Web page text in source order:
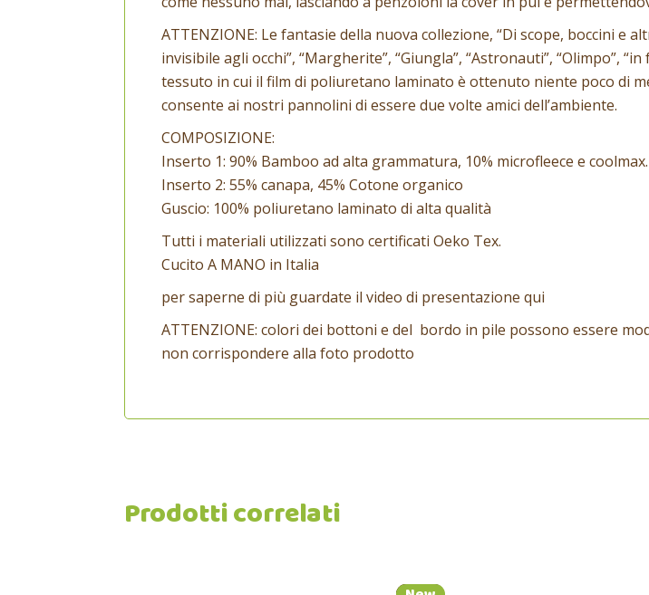
ATTENZIONE: Le fantasie della nuova collezione, “Di scope, boccini e
invisibile agli occhi”, “Margherite”, “Giungla”, “Astronauti”, “Olimpo”,
tessuto in cui il film di poliuretano laminato è ottenuto niente poco di
consente ai nostri pannolini di essere due volte amici dell’ambiente.
COMPOSIZIONE:
Inserto 1: 90% Bamboo ad alta grammatura, 10% microfleece e coolmax.
Inserto 2: 55% canapa, 45% Cotone organico
Guscio: 100% poliuretano laminato di alta qualità
Tutti i materiali utilizzati sono certificati Oeko Tex.
Cucito A MANO in Italia
per saperne di più guardate il video di presentazione qui
ATTENZIONE: colori dei bottoni e del bordo in pile possono essere
non corrispondere alla foto prodotto
Prodotti correlati